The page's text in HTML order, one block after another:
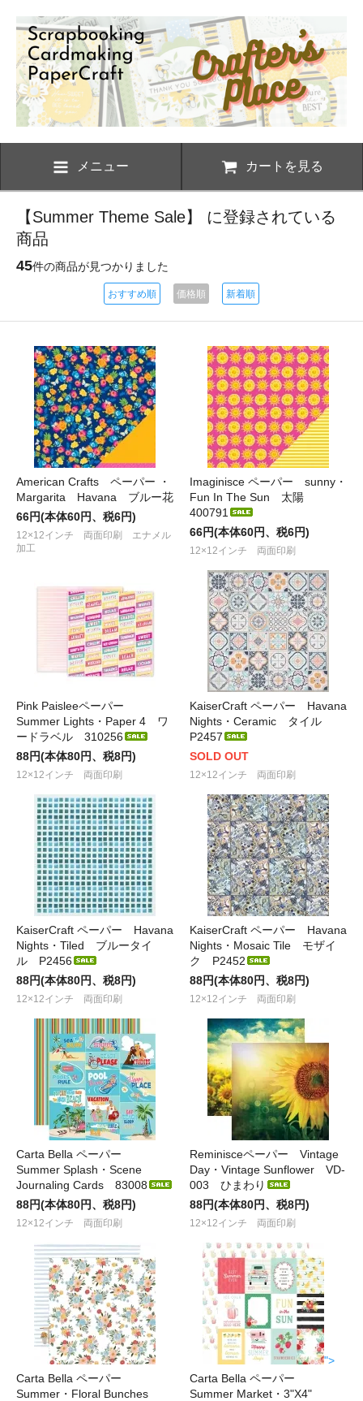
メニュー カートを見る
【Summer Theme Sale】 に登録されている
商品
45件の商品が見つかりました
おすすめ順 価格順 新着順
American Crafts ペーパー ・
Margarita Havana ブルー花
66円(本体60円、税6円)
12×12インチ 両面印刷 エナメル
加工
Imaginisce ペーパー sunny・
Fun In The Sun 太陽
400791
66円(本体60円、税6円)
12×12インチ 両面印刷
Pink Paisleeペーパー
Summer Lights・Paper 4 ワ
ードラベル 310256
88円(本体80円、税8円)
12×12インチ 両面印刷
KaiserCraft ペーパー Havana
Nights・Ceramic タイル
P2457
SOLD OUT
12×12インチ 両面印刷
KaiserCraft ペーパー Havana
Nights・Tiled ブルータイ
ル P2456
88円(本体80円、税8円)
12×12インチ 両面印刷
KaiserCraft ペーパー Havana
Nights・Mosaic Tile モザイ
ク P2452
88円(本体80円、税8円)
12×12インチ 両面印刷
Carta Bella ペーパー
Summer Splash・Scene
Journaling Cards 83008
88円(本体80円、税8円)
12×12インチ 両面印刷
Reminisceペーパー Vintage
Day・Vintage Sunflower VD-
003 ひまわり
88円(本体80円、税8円)
12×12インチ 両面印刷
Carta Bella ペーパー
Summer・Floral Bunches
">
Carta Bella ペーパー
Summer Market・3"X4"